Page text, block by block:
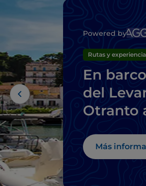
Powered by
Rutas y
En
del
Otranto
Más